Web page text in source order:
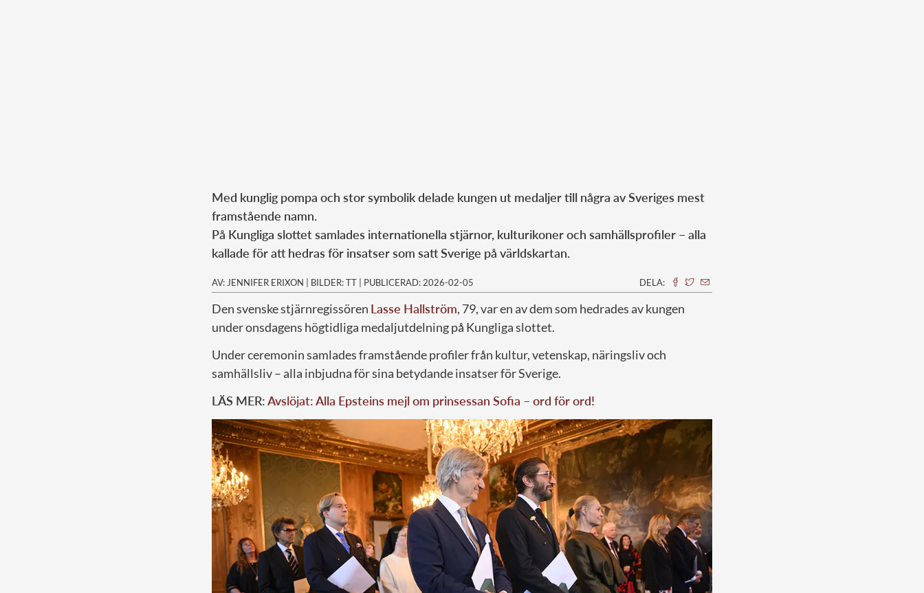
Med kunglig pompa och stor symbolik delade kungen ut medaljer till några av Sveriges mest
framstående namn.
På Kungliga slottet samlades internationella stjärnor, kulturikoner och samhällsprofiler – alla
kallade för att hedras för insatser som satt Sverige på världskartan.
AV: JENNIFER ERIXON | BILDER: TT | PUBLICERAD: 2026-02-05 DELA:
Den svenske stjärnregissören Lasse Hallström, 79, var en av dem som hedrades av kungen
under onsdagens högtidliga medaljutdelning på Kungliga slottet.
Under ceremonin samlades framstående profiler från kultur, vetenskap, näringsliv och
samhällsliv – alla inbjudna för sina betydande insatser för Sverige.
LÄS MER:Avslöjat: Alla Epsteins mejl om prinsessan Sofia – ord för ord!